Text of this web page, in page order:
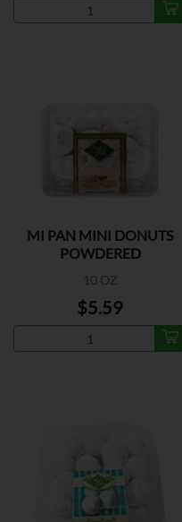
MI PAN MINI DONUTS
POWDERED
10 OZ
$5.59